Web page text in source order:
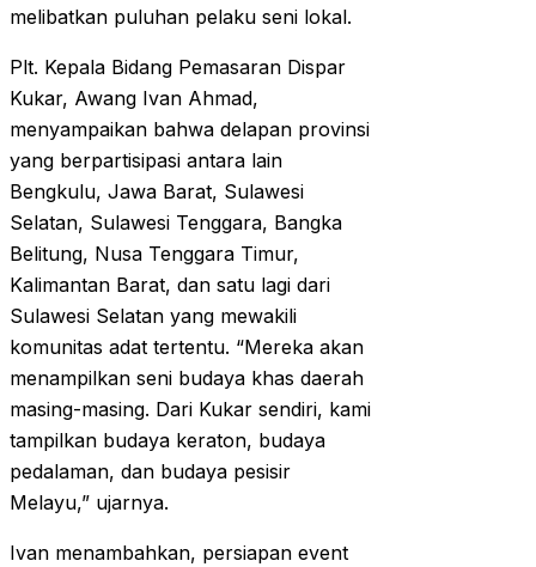
melibatkan puluhan pelaku seni lokal.
Plt. Kepala Bidang Pemasaran Dispar
Kukar, Awang Ivan Ahmad,
menyampaikan bahwa delapan provinsi
yang berpartisipasi antara lain
Bengkulu, Jawa Barat, Sulawesi
Selatan, Sulawesi Tenggara, Bangka
Belitung, Nusa Tenggara Timur,
Kalimantan Barat, dan satu lagi dari
Sulawesi Selatan yang mewakili
komunitas adat tertentu. “Mereka akan
menampilkan seni budaya khas daerah
masing-masing. Dari Kukar sendiri, kami
tampilkan budaya keraton, budaya
pedalaman, dan budaya pesisir
Melayu,” ujarnya.
Ivan menambahkan, persiapan event